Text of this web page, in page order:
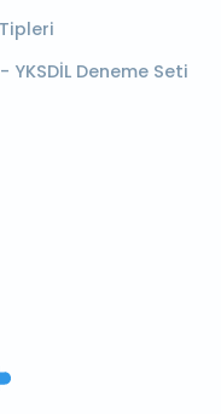
YKSDİL Deneme Seti